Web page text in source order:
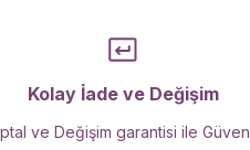
Kolay İade ve Değişim
ve Değişim garantisi ile Güven